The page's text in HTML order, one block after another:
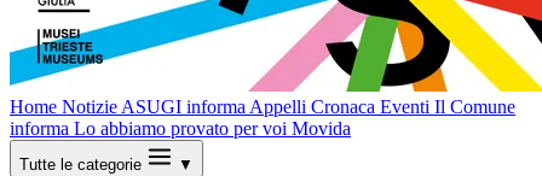
Home Notizie ASUGI informa Appelli Cronaca Eventi Il Comune
informa Lo abbiamo provato per voi Movida
Tutte le categorie ▼